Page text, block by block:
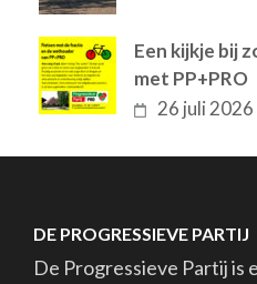
Een kijkje bij
met PP+PRO
26 juli 2026
DE PROGRESSIEVE PARTIJ
De Progressieve Partij is